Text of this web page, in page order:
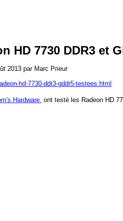
HD 7730 DDR3 et
2013 par Marc Prieur
hd-7730-ddr3-gddr5-testees.html
Hardware ont testé les Radeon HD